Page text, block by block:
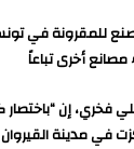
مصنع للمقرونة في
أخرى تباعاً
فخري، إن “باختصار
في مدينة